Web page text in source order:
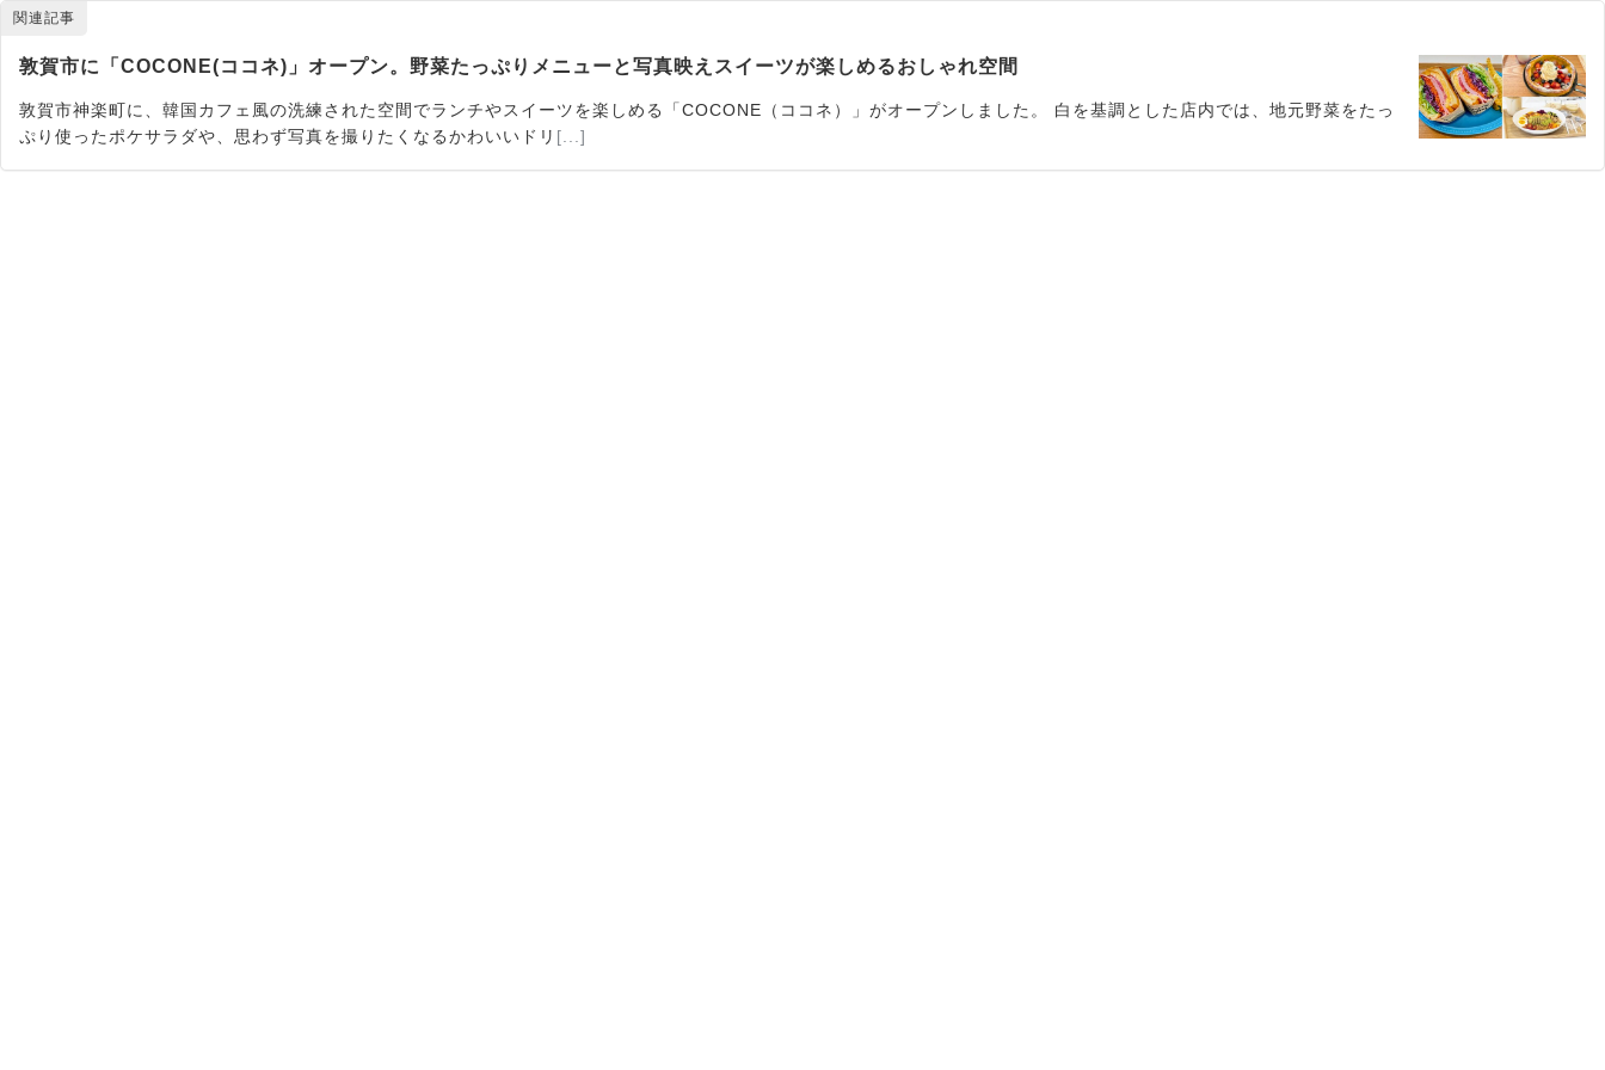
関連記事
敦賀市に「COCONE(ココネ)」オープン。野菜たっぷりメニューと写真映えスイーツが楽しめるおしゃれ空間
敦賀市神楽町に、韓国カフェ風の洗練された空間でランチやスイーツを楽しめる「COCONE（ココネ）」がオープンしました。 白を基調とした店内では、地元野菜をたっ
ぷり使ったポケサラダや、思わず写真を撮りたくなるかわいいドリ [...]